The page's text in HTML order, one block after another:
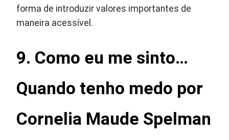
forma de introduzir valores importantes de
maneira acessível.
9. Como eu me sinto…
Quando tenho medo por
Cornelia Maude Spelman